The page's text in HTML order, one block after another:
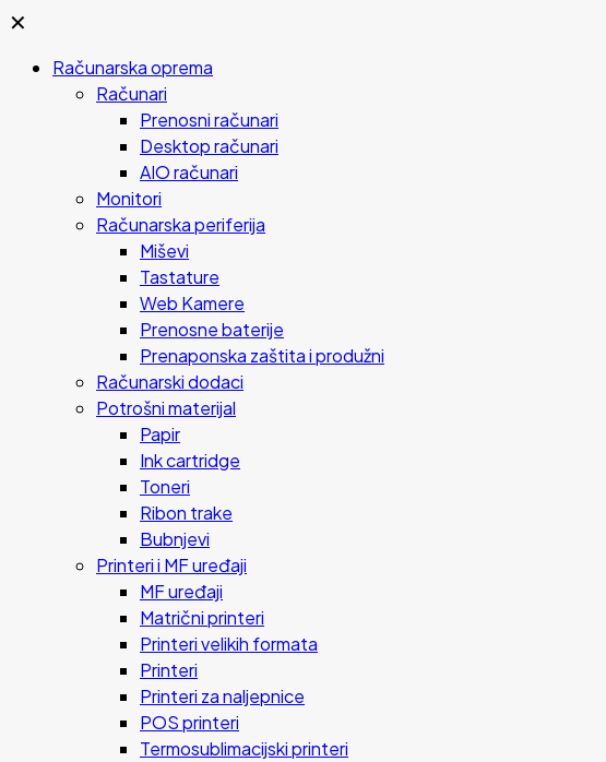
✕
Računarska oprema
Računari
Prenosni računari
Desktop računari
AIO računari
Monitori
Računarska periferija
Miševi
Tastature
Web Kamere
Prenosne baterije
Prenaponska zaštita i produžni
Računarski dodaci
Potrošni materijal
Papir
Ink cartridge
Toneri
Ribon trake
Bubnjevi
Printeri i MF uređaji
MF uređaji
Matrični printeri
Printeri velikih formata
Printeri
Printeri za naljepnice
POS printeri
Termosublimacijski printeri